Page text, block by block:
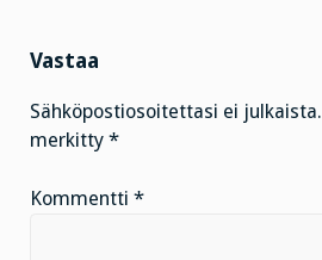
Vastaa
Sähköpostiosoitettasi ei julkaista.
merkitty *
Kommentti *